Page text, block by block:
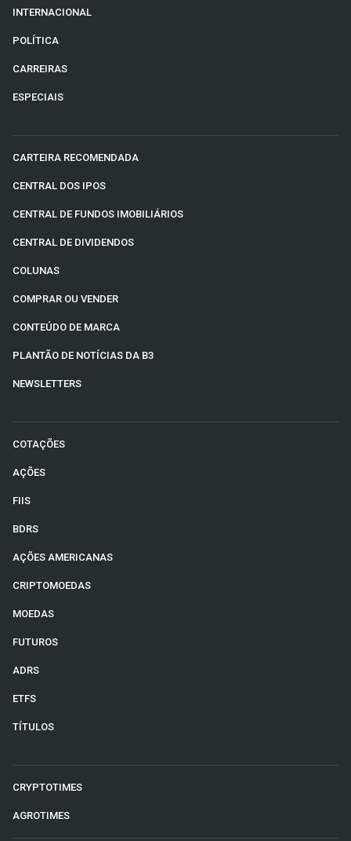
INTERNACIONAL
POLÍTICA
CARREIRAS
ESPECIAIS
CARTEIRA RECOMENDADA
CENTRAL DOS IPOS
CENTRAL DE FUNDOS IMOBILIÁRIOS
CENTRAL DE DIVIDENDOS
COLUNAS
COMPRAR OU VENDER
CONTEÚDO DE MARCA
PLANTÃO DE NOTÍCIAS DA B3
NEWSLETTERS
COTAÇÕES
AÇÕES
FIIS
BDRS
AÇÕES AMERICANAS
CRIPTOMOEDAS
MOEDAS
FUTUROS
ADRS
ETFS
TÍTULOS
CRYPTOTIMES
AGROTIMES